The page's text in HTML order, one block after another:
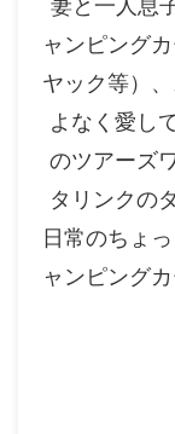
妻と一人息
ャンピング
ヤック等）
よなく愛し
のツアーズ
タリンクの
日常のちょ
ャンピング